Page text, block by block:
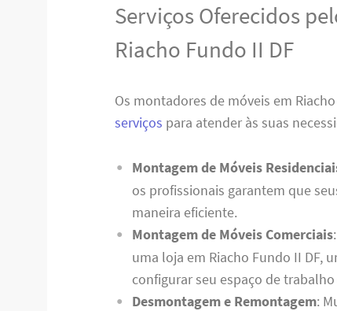
Serviços Oferecidos
Riacho Fundo II DF
Os montadores de móveis em
serviços para atender às suas
Montagem de Móveis
os profissionais garantem que
maneira eficiente.
Montagem de Móveis Comerciais
uma loja em Riacho Fundo II DF,
configurar seu espaço de
Desmontagem e Remontagem: